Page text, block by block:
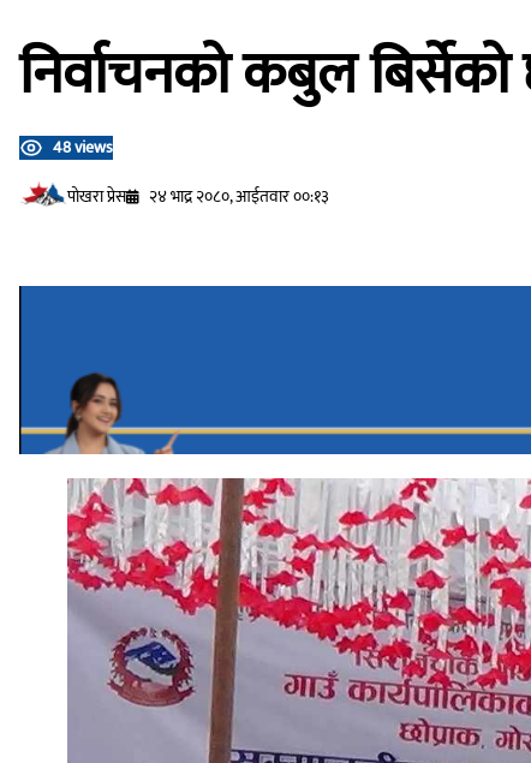
निर्वाचनको कबुल
48 views
प‍ोखरा प्रेस
२४ भाद्र २०८०, आईतवार ००:१३